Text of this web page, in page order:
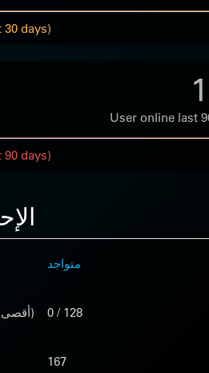
days)
User online last
days)
متواجد
(أقصى عدد للمتصلين / المتصلين) 0 / 128
167